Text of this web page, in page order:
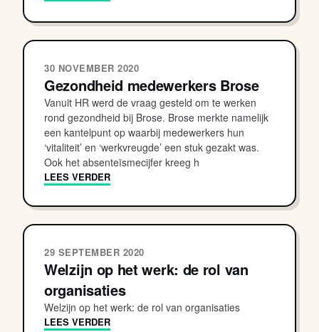
30 NOVEMBER 2020
Gezondheid medewerkers Brose
Vanuit HR werd de vraag gesteld om te werken
rond gezondheid bij Brose. Brose merkte namelijk
een kantelpunt op waarbij medewerkers hun
‘vitaliteit’ en ‘werkvreugde’ een stuk gezakt was.
Ook het absenteïsmecijfer kreeg h
LEES VERDER
29 SEPTEMBER 2020
Welzijn op het werk: de rol van
organisaties
Welzijn op het werk: de rol van organisaties
LEES VERDER